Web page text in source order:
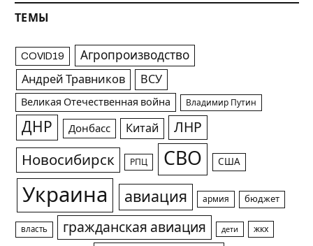
ТЕМЫ
COVID19 Агропроизводство
Андрей Травников ВСУ
Великая Отечественная война Владимир Путин
ДНР Донбасс Китай ЛНР
Новосибирск РПЦ СВО США
Украина авиация армия бюджет
власть гражданская авиация дети жкх